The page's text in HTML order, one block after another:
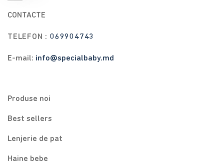
CONTACTE
TELEFON :069904743
E-mail: info@specialbaby.md
Produse noi
Best sellers
Lenjerie de pat
Haine bebe